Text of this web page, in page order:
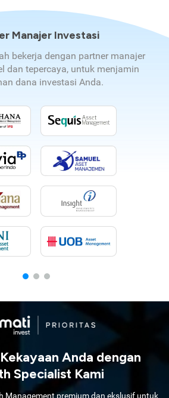
Manajer Investasi
bekerja dengan partner manajer
dan tepercaya, untuk menjamin
dana investasi Anda.
Anda dengan
Specialist Kami
Management premium dan ekslusif untuk